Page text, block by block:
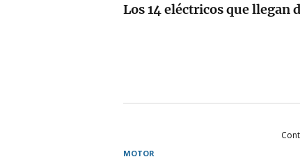
Los 14 eléctricos que llegan
MOTOR